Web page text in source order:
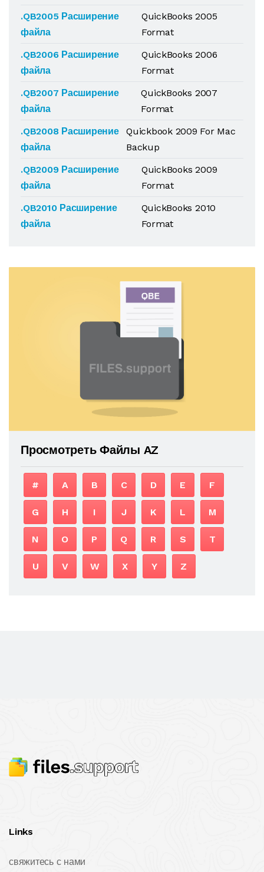
.QB2005 Расширение
файла
QuickBooks 2005
Format
.QB2006 Расширение
файла
QuickBooks 2006
Format
.QB2007 Расширение
файла
QuickBooks 2007
Format
.QB2008 Расширение
файла
Quickbook 2009 For Mac
Backup
.QB2009 Расширение
файла
QuickBooks 2009
Format
.QB2010 Расширение
файла
QuickBooks 2010
Format
Просмотреть Файлы AZ
# A B C D E F
G H I J K L M
N O P Q R S T
U V W X Y Z
Links
свяжитесь с нами